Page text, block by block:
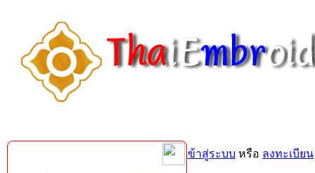
กรุณา เข้าสู่ระบบ หรือ ลงทะเบียน